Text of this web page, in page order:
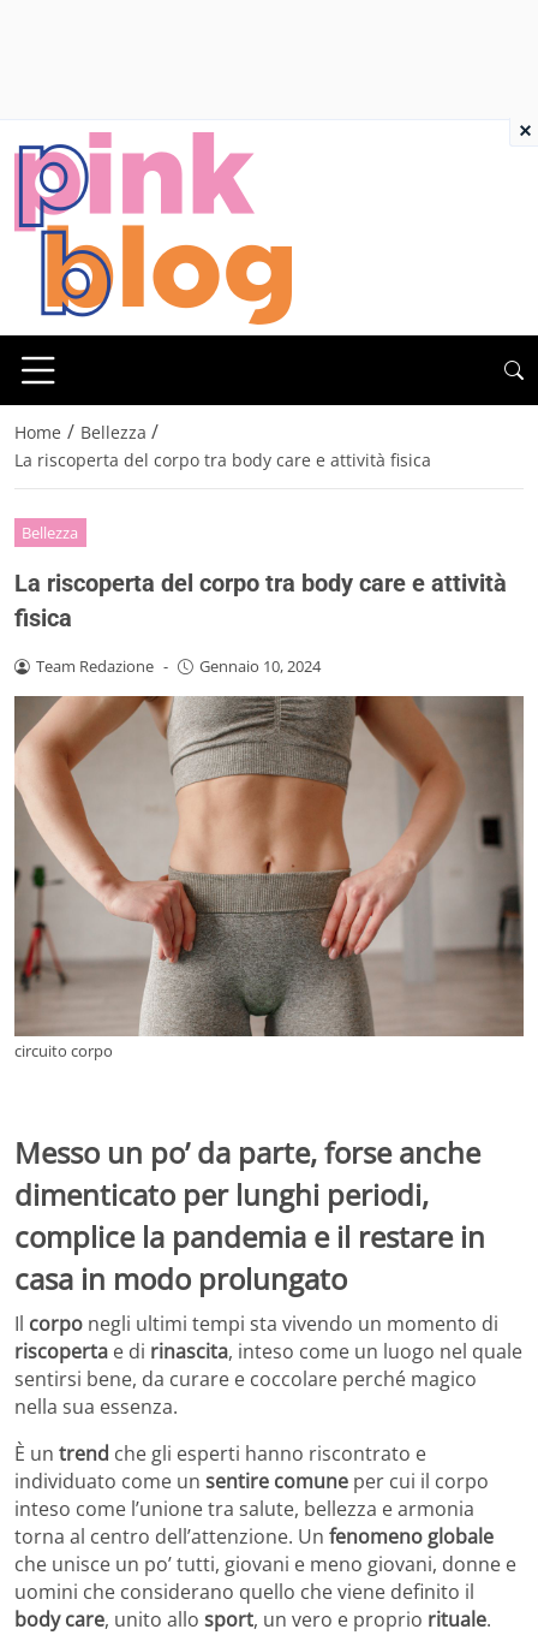
Home / Bellezza /
La riscoperta del corpo tra body care e attività fisica
Bellezza
La riscoperta del corpo tra body care e attività
fisica
Team Redazione - Gennaio 10, 2024
circuito corpo
Messo un po’ da parte, forse anche
dimenticato per lunghi periodi,
complice la pandemia e il restare in
casa in modo prolungato
Il corpo negli ultimi tempi sta vivendo un momento di
riscoperta e di rinascita, inteso come un luogo nel quale
sentirsi bene, da curare e coccolare perché magico
nella sua essenza.
È un trend che gli esperti hanno riscontrato e
individuato come un sentire comune per cui il corpo
inteso come l’unione tra salute, bellezza e armonia
torna al centro dell’attenzione. Un fenomeno globale
che unisce un po’ tutti, giovani e meno giovani, donne e
uomini che considerano quello che viene definito il
body care, unito allo sport, un vero e proprio rituale.
×